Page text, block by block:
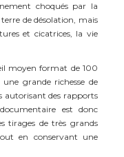
choqués par la
de désolation, mais
et cicatrices, la vie
moyen format de 100
grande richesse de
autorisant des rapports
est donc
tirages de très grands
en conservant une